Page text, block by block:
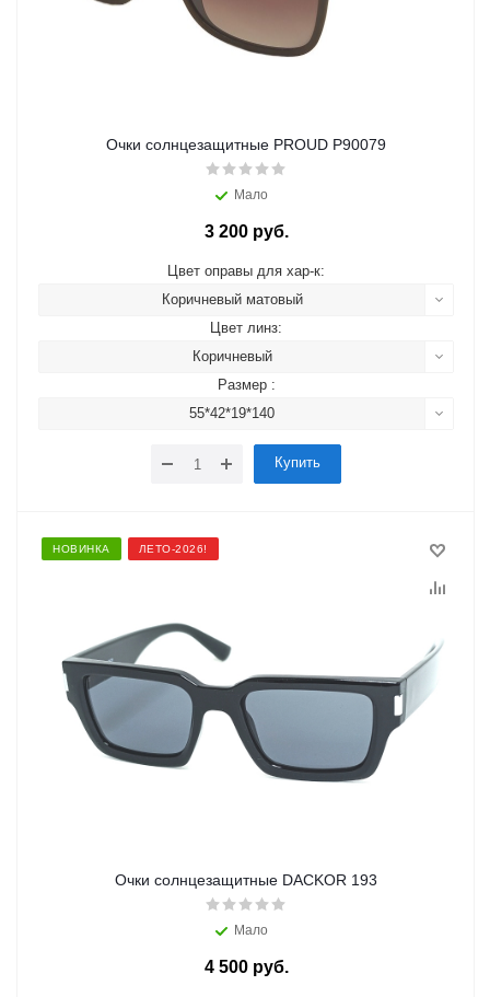
Очки солнцезащитные PROUD P90079
Мало
3 200 руб.
Цвет оправы для хар-к:
Коричневый матовый
Цвет линз:
Коричневый
Размер :
55*42*19*140
Купить
НОВИНКА ЛЕТО-2026!
Очки солнцезащитные DACKOR 193
Мало
4 500 руб.